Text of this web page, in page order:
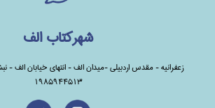
شهرکتاب الف
زعفرانیه - مقدس اردبیلی -میدان الف - انتهای خیابان الف
1985944513